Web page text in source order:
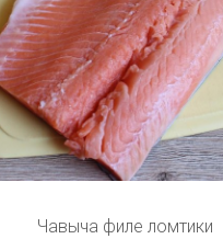
Чавыча филе ломтики